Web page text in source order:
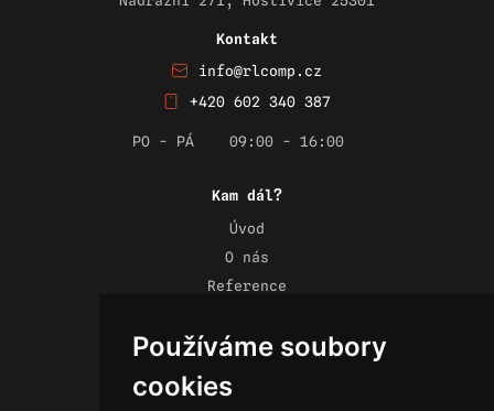
Používáme soubory
cookies
Kontakt
info@rlcomp.cz
+420 602 340 387
PO - PÁ 09:00 - 16:00
Kam dál?
Úvod
O nás
Reference
Kontakt
Obchodní podmínky
Zásady ochrany osobních údajů